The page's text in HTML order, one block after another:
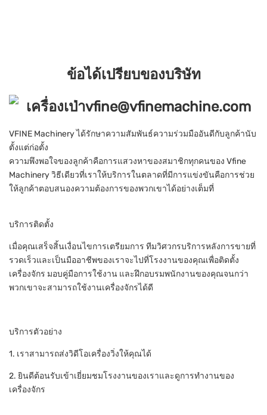
ข้อได้เปรียบของบริษัท
VFINE Machinery ได้รักษาความสัมพันธ์ความร่วมมืออันดีกับลูกค้านับ
ตั้งแต่ก่อตั้ง
ความพึงพอใจของลูกค้าคือการแสวงหาของสมาชิกทุกคนของ Vfine
Machinery วิธีเดียวที่เราให้บริการในตลาดที่มีการแข่งขันคือการช่วย
ให้ลูกค้าตอบสนองความต้องการของพวกเขาได้อย่างเต็มที่
บริการติดตั้ง
เมื่อคุณเสร็จสิ้นเงื่อนไขการเตรียมการ ทีมวิศวกรบริการหลังการขายที่
รวดเร็วและเป็นมืออาชีพของเราจะไปที่โรงงานของคุณเพื่อติดตั้ง
เครื่องจักร มอบคู่มือการใช้งาน และฝึกอบรมพนักงานของคุณจนกว่า
พวกเขาจะสามารถใช้งานเครื่องจักรได้ดี
บริการตัวอย่าง
1. เราสามารถส่งวิดีโอเครื่องวิ่งให้คุณได้
2. ยินดีต้อนรับเข้าเยี่ยมชมโรงงานของเราและดูการทำงานของ
เครื่องจักร